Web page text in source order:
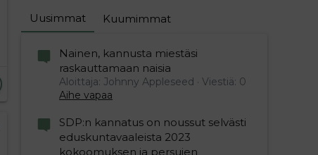
Uusimmat Kuumimmat
Nainen, kannusta miestäsi
raskauttamaan naisia
Aloittaja: Johnny Appleseed
Viestiä: 0
Aihe vapaa
SDP:n kannatus on noussut selvästi
eduskuntavaaleista 2023
kokoomuksen ja persujen